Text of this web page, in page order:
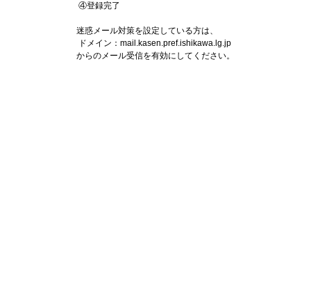
④登録完了
迷惑メール対策を設定している方は、
ドメイン：mail.kasen.pref.ishikawa.lg.jp
からのメール受信を有効にしてください。